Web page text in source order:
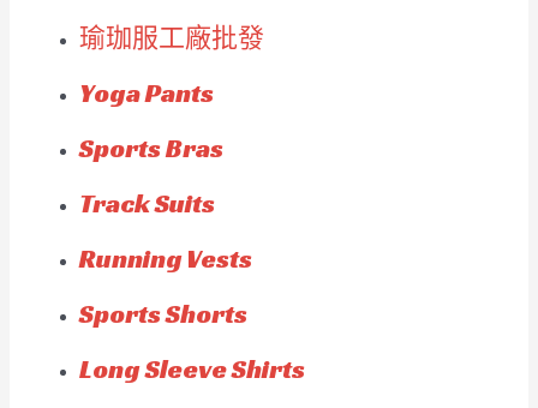
瑜珈服工廠批發
Yoga Pants
Sports Bras
Track Suits
Running Vests
Sports Shorts
Long Sleeve Shirts